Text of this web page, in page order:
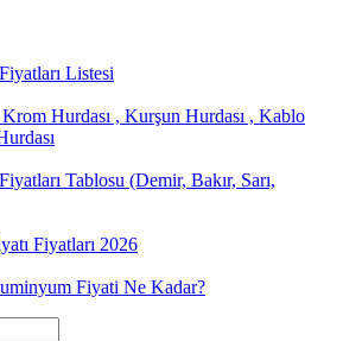
Listesi
Krom Hurdası , Kurşun Hurdası , Kablo
Tablosu (Demir, Bakır, Sarı,
Fiyatları 2026
Fiyati Ne Kadar?